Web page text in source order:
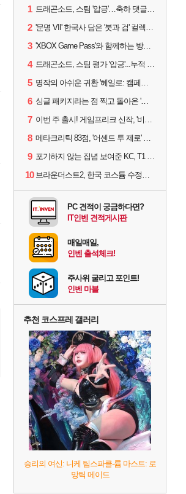
1 드래곤소드, 스팀 '압긍'…축하 댓글 달고 게임 코드 받자!
2 '문명 VII' 한국사 담은 '붓과 검' 컬렉션 파트 2 출시
3 'XBOX Game Pass'와 함께하는 방구석 피서 게임 4종!
4 드래곤소드, 스팀 평가 '압긍'...누적 판매량 20만장 돌파
5 명작의 아쉬운 귀환 '헤일로: 캠페인 이볼브드'
6 싱글 패키지라는 점 찍고 돌아온 '드래곤소드: 어웨이크닝'
7 이번 주 출시! 게임프리크 신작, '비스트 오브 리인카네이션'
8 메타크리틱 83점, '어센드 투 제로' 정식 출시!
9 포기하지 않는 집념 보여준 KC, T1 잡았다
10 브라운더스트2, 한국 코스튬 수정… 이준희 PD "안 하면 서비스 지속 불가"
PC 견적이 궁금하다면?
IT인벤 견적게시판
매일매일,
인벤 출석체크!
주사위 굴리고 포인트!
인벤 마블
추천 코스프레 갤러리
승리의 여신: 니케 팀스파클-륨 마스트: 로
망틱 메이드